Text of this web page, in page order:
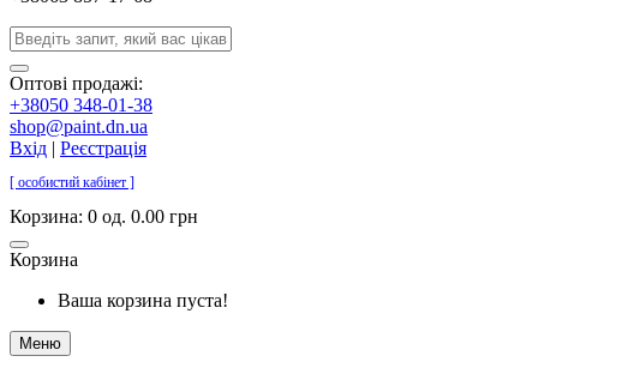
Оптові продажі:
+38050 348-01-38
shop@paint.dn.ua
Вхід | Реєстрація
[ особистий кабінет ]
Корзина: 0 од. 0.00 грн
Корзина
Ваша корзина пуста!
Меню